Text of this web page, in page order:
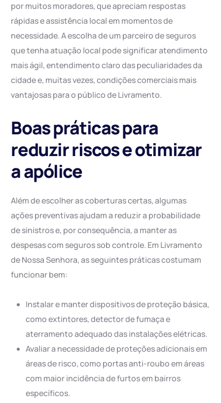
por muitos moradores, que apreciam respostas
rápidas e assistência local em momentos de
necessidade. A escolha de um parceiro de seguros
que tenha atuação local pode significar atendimento
mais ágil, entendimento claro das peculiaridades da
cidade e, muitas vezes, condições comerciais mais
vantajosas para o público de Livramento.
Boas práticas para
reduzir riscos e otimizar
a apólice
Além de escolher as coberturas certas, algumas
ações preventivas ajudam a reduzir a probabilidade
de sinistros e, por consequência, a manter as
despesas com seguros sob controle. Em Livramento
de Nossa Senhora, as seguintes práticas costumam
funcionar bem:
Instalar e manter dispositivos de proteção básica,
como extintores, detector de fumaça e
aterramento adequado das instalações elétricas.
Avaliar a necessidade de proteções adicionais em
áreas de risco, como portas anti-roubo em áreas
com maior incidência de furtos em bairros
específicos.